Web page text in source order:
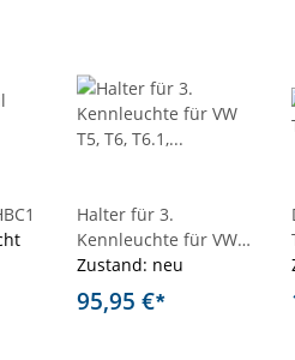
Halter für 3.
Kennleuchte für VW
T5, T6, T6.1,
Fahrerseite
Zustand: neu
95,95 €*